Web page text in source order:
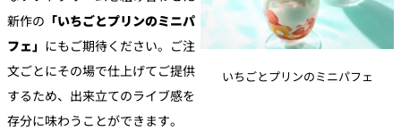
いちごとプリンのミニパフェ
新作の 「いちごとプリンのミニパ
フェ」 にもご期待ください。ご注
文ごとにその場で仕上げてご提供
するため、出来立てのライブ感を
存分に味わうことができます。